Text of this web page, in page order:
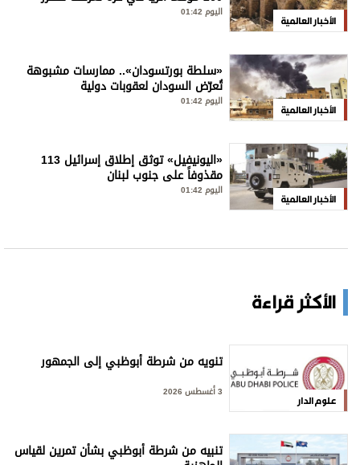
الأخبار العالمية
اليوم 01:42
الأخبار العالمية
«سلطة بورتسودان».. ممارسات مشبوهة
تُعرّض السودان لعقوبات دولية
اليوم 01:42
الأخبار العالمية
«اليونيفيل» توثق إطلاق إسرائيل 113
مقذوفاً على جنوب لبنان
اليوم 01:42
الأكثر قراءة
علوم الدار
تنويه من شرطة أبوظبي إلى الجمهور
تنبيه من شرطة أبوظبي بشأن تمرين لقياس